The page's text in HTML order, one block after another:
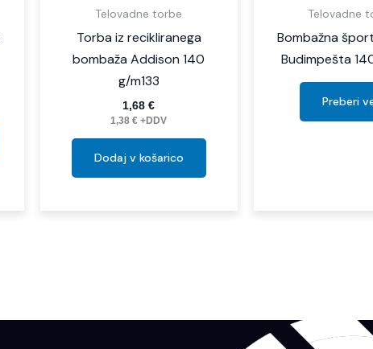
Telovadne torbe
Torba iz recikliranega
bombaža Addison 140
g/m133
1,68€
1,38€ +DDV
Dodaj v košarico
Telovadne
Bombažna
Budimpešta
Preberi